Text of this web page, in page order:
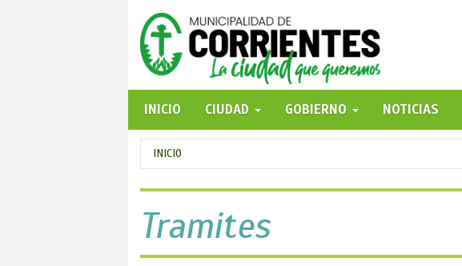
INICIO
CIUDAD GOBIERNO NOTICIAS
Se
encuentra
usted
aquí
INICIO
Tramites